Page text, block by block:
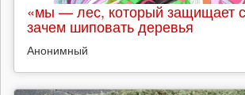
«мы — лес, который защищает
зачем шиповать деревья
Анонимный